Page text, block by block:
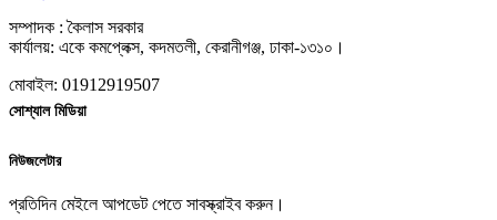
সম্পাদক : কৈলাস সরকার
কার্যালয়: একে কমপ্লেক্স, কদমতলী, কেরানীগঞ্জ, ঢাকা-১৩১০।
মোবাইল: 01912919507
সোশ্যাল মিডিয়া
নিউজলেটার
প্রতিদিন মেইলে আপডেট পেতে সাবস্ক্রাইব করুন।